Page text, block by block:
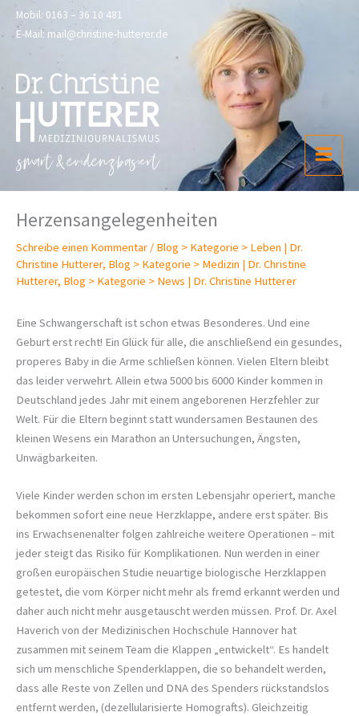
Zum
Inhalt
Mobil: 0163 – 36 10 481
E-Mail: mail@christine-hutterer.de
Herzensangelegenheiten
Schreibe einen Kommentar / Blog > Kategorie > Leben | Dr.
Christine Hutterer, Blog > Kategorie > Medizin | Dr. Christine
Hutterer, Blog > Kategorie > News | Dr. Christine Hutterer
Eine Schwangerschaft ist schon etwas Besonderes. Und eine
Geburt erst recht! Ein Glück für alle, die anschließend ein gesundes,
properes Baby in die Arme schließen können. Vielen Eltern bleibt
das leider verwehrt. Allein etwa 5000 bis 6000 Kinder kommen in
Deutschland jedes Jahr mit einem angeborenen Herzfehler zur
Welt. Für die Eltern beginnt statt wundersamen Bestaunen des
kleinen Wesens ein Marathon an Untersuchungen, Ängsten,
Unwägbarkeiten.
Viele Kinder werden schon im ersten Lebensjahr operiert, manche
bekommen sofort eine neue Herzklappe, andere erst später. Bis
ins Erwachsenenalter folgen zahlreiche weitere Operationen – mit
jeder steigt das Risiko für Komplikationen. Nun werden in einer
großen europäischen Studie neuartige biologische Herzklappen
getestet, die vom Körper nicht mehr als fremd erkannt werden und
daher auch nicht mehr ausgetauscht werden müssen. Prof. Dr. Axel
Haverich von der Medizinischen Hochschule Hannover hat
zusammen mit seinem Team die Klappen „entwickelt“. Es handelt
sich um menschliche Spenderklappen, die so behandelt werden,
dass alle Reste von Zellen und DNA des Spenders rückstandslos
entfernt werden, (dezellularisierte Homografts). Gleichzeitig